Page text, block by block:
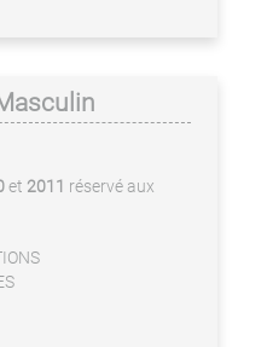
et 2011 réservé aux